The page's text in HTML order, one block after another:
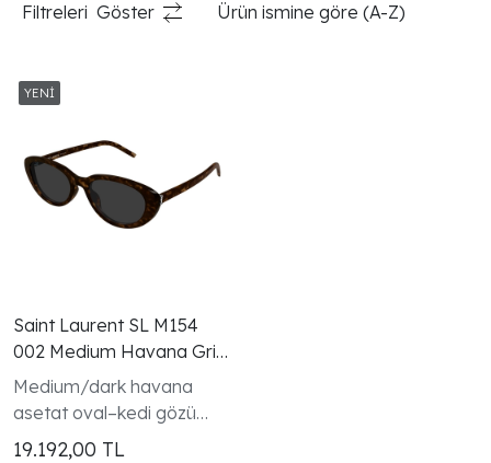
Filtreleri Göster Ürün ismine göre (A-Z)
Saint Laurent SL M154
002 Medium Havana Gri
Oval Cat Eye Kadın Güneş
Gözlüğü
Medium/dark havana
asetat oval–kedi gözü
çerçeve
19.192,00 TL